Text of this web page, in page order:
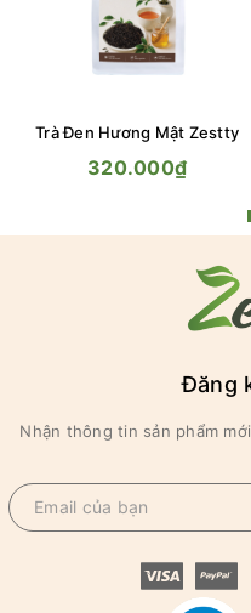
Trà Đen Hương Mật Zestty
320.000₫
Đăng
Nhận thông tin sản phẩm